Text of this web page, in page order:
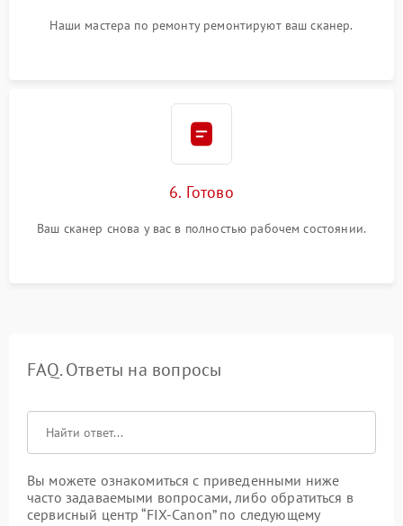
Наши мастера по ремонту ремонтируют ваш сканер.
6. Готово
Ваш сканер снова у вас в полностью рабочем состоянии.
FAQ. Ответы на вопросы
Вы можете ознакомиться с приведенными ниже
часто задаваемыми вопросами, либо обратиться в
сервисный центр “FIX-Canon” по следующему